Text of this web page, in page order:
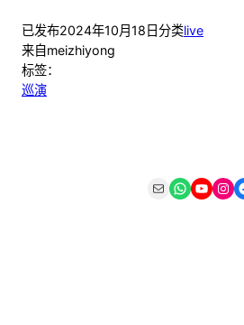
已发布2024年10月18日分类live
来自meizhiyong
标签：
巡演
MailWhatsApp